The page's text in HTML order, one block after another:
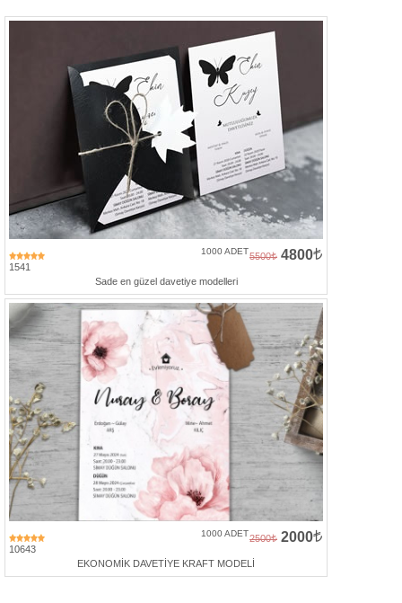
1541
5500 4800
1000 ADET
Sade en güzel davetiye modelleri
10643
2500 2000
1000 ADET
EKONOMİK DAVETİYE KRAFT MODELİ